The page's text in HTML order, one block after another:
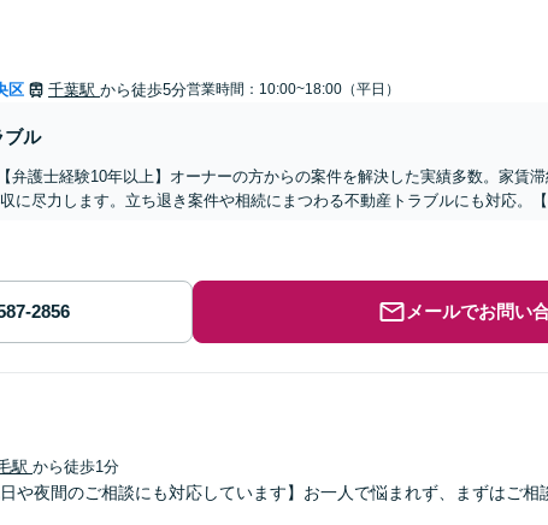
区 千葉駅 から徒歩5分営業時間：10:00~18:00（平日）
ブル
弁護士経験10年以上】オーナーの方からの案件を解決した実績多数。家賃
に尽力します。立ち退き案件や相続にまつわる不動産トラブルにも対応。【
メールでお問い
駅 から徒歩1分
や夜間のご相談にも対応しています】お一人で悩まれず、まずはご相